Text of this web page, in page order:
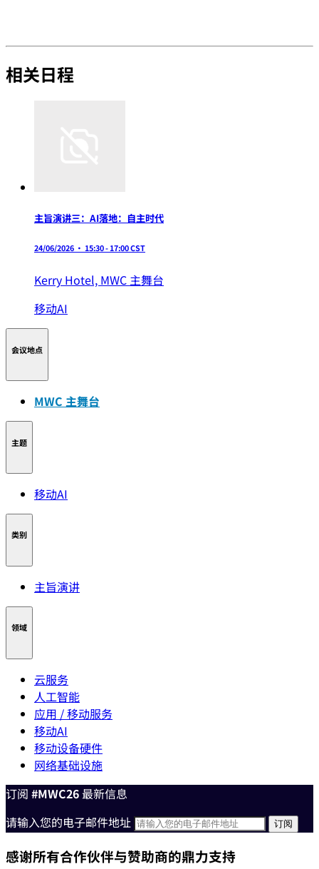
相关日程
主旨演讲三：AI落地：自主时代
24/06/2026 • 15:30 - 17:00 CST
Kerry Hotel, MWC 主舞台
移动AI
会议地点
MWC 主舞台
主题
移动AI
类别
主旨演讲
领域
云服务
人工智能
应用 / 移动服务
移动AI
移动设备硬件
网络基础设施
订阅 #MWC26最新信息
请输入您的电子邮件地址
感谢所有合作伙伴与赞助商的鼎力支持